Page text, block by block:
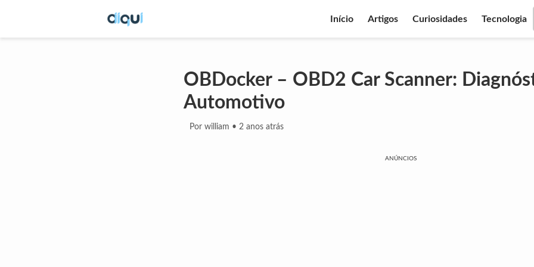
Início Artigos Curiosidades Tecnologia
OBDocker – OBD2 Car Scanner:
Automotivo
Por william • 2 anos atrás
ANÚNCIOS